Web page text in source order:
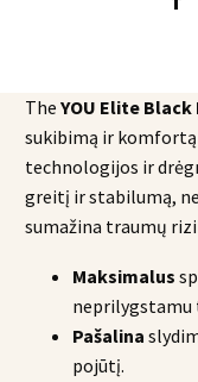
The YOU Elite
sukibimą ir
technologijos ir
greitį ir stabilumą,
sumažina traumų
Maksimalus
neprilygstamu
Pašalina
pojūtį.